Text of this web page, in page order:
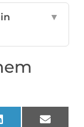
▼
LinkedIn Email